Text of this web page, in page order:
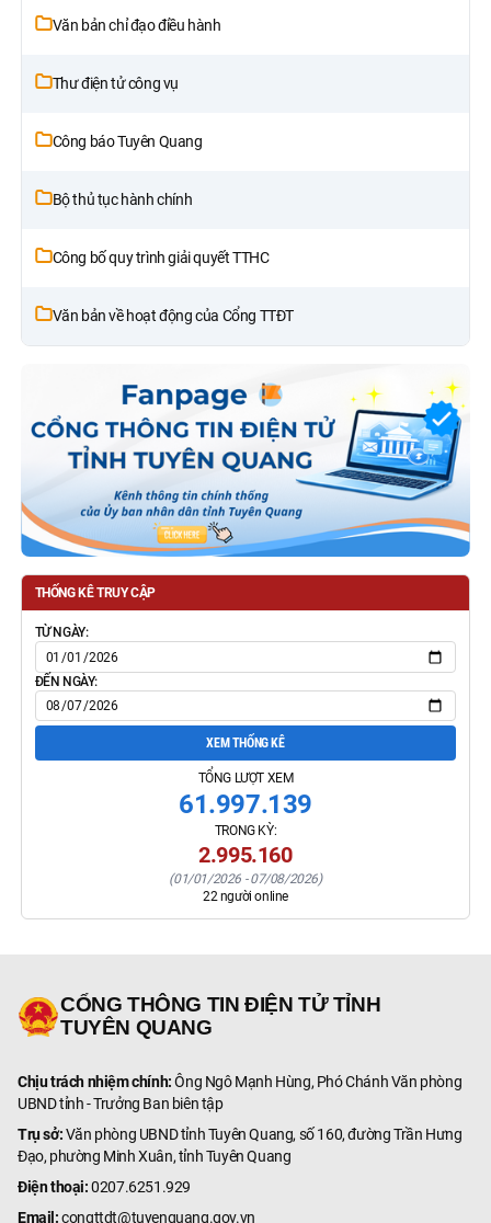
Văn bản chỉ đạo điều hành
Thư điện tử công vụ
Công báo Tuyên Quang
Bộ thủ tục hành chính
Công bố quy trình giải quyết TTHC
Văn bản về hoạt động của Cổng TTĐT
THỐNG KÊ TRUY CẬP
TỪ NGÀY:
ĐẾN NGÀY:
XEM THỐNG KÊ
TỔNG LƯỢT XEM
61.997.139
TRONG KỲ:
2.995.160
(01/01/2026 -07/08/2026)
22người online
CỔNG THÔNG TIN ĐIỆN TỬ TỈNH
TUYÊN QUANG
Chịu trách nhiệm chính:Ông Ngô Mạnh Hùng, Phó Chánh Văn phòng
UBND tỉnh - Trưởng Ban biên tập
Trụ sở:Văn phòng UBND tỉnh Tuyên Quang, số 160, đường Trần Hưng
Đạo, phường Minh Xuân, tỉnh Tuyên Quang
Điện thoại:0207.6251.929
Email: congttdt@tuyenquang.gov.vn